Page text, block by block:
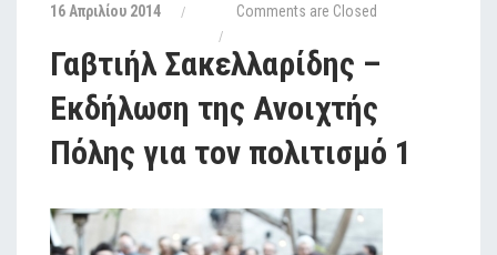
16 Απριλίου 2014 Comments are Closed
Γαβτιήλ Σακελλαρίδης –
Εκδήλωση της Ανοιχτής
Πόλης για τον πολιτισμό 1